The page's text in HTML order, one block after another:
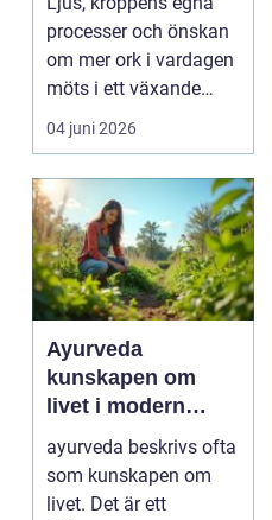
processer och önskan
om mer ork i vardagen
möts i ett växande
intresse för fotot...
04 juni 2026
Ayurveda
kunskapen om
livet i modern
vardag
ayurveda beskrivs ofta
som kunskapen om
livet. Det är ett